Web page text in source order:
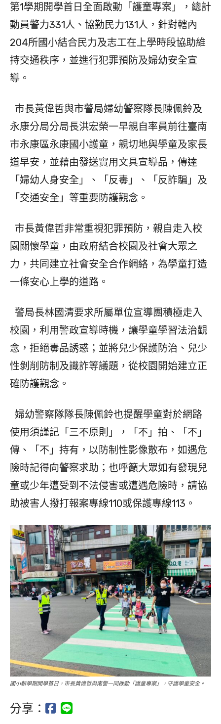
第1學期開學首日全面啟動「護童專案」，總計
動員警力331人、協勤民力131人，針對轄內
204所國小結合民力及志工在上學時段協助維
持交通秩序，並進行犯罪預防及婦幼安全宣
導。
市長黃偉哲與市警局婦幼警察隊長陳佩鈴及
永康分局分局長洪宏榮一早親自率員前往臺南
市永康區永康國小護童，親切地與學童及家長
道早安，並藉由發送實用文具宣導品，傳達
「婦幼人身安全」、「反毒」、「反詐騙」及
「交通安全」等重要防護觀念。
市長黃偉哲非常重視犯罪預防，親自走入校
園關懷學童，由政府結合校園及社會大眾之
力，共同建立社會安全合作網絡，為學童打造
一條安心上學的道路。
警局長林國清要求所屬單位宣導團積極走入
校園，利用警政宣導時機，讓學童學習法治觀
念，拒絕毒品誘惑；並將兒少保護防治、兒少
性剝削防制及識詐等議題，從校園開始建立正
確防護觀念。
婦幼警察隊隊長陳佩鈴也提醒學童對於網路
使用須謹記「三不原則」，「不」拍、「不」
傳、「不」持有，以防制性影像散布，如遇危
險時記得向警察求助；也呼籲大眾如有發現兒
童或少年遭受到不法侵害或遭遇危險時，請協
助被害人撥打報案專線110或保護專線113。
國小新學期開學首日，市長黃偉哲與南警一同啟動「護童專案」，守護學童安全。
分享：